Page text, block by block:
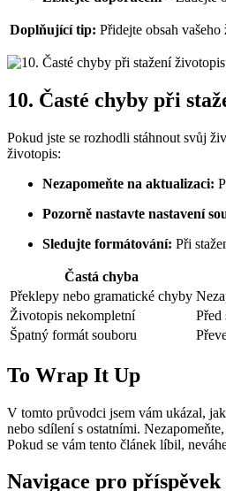
Doplňující tip: Přidejte obsah
10. Časté chyby při
Pokud jste se rozhodli stáhnout svůj
životopis:
Nezapomeňte na aktualizaci:
Pozorně nastavte nastavení
Sledujte formátování: Při
Častá chyba
Překlepy nebo gramatické chyby
Životopis nekompletní
Před
Špatný formát souboru
To Wrap It Up
V tomto průvodci jsem vám ukázal,
nebo sdílení s ostatními.
Pokud se vám tento článek líbil,
Navigace pro příspěvek